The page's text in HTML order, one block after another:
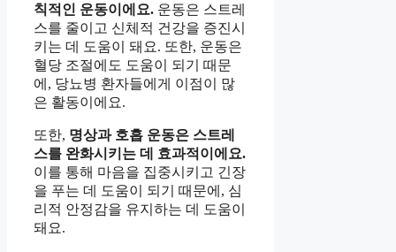
칙적인 운동이에요. 운동은 스트레
스를 줄이고 신체적 건강을 증진시
키는 데 도움이 돼요. 또한, 운동은
혈당 조절에도 도움이 되기 때문
에, 당뇨병 환자들에게 이점이 많
은 활동이에요.
또한, 명상과 호흡 운동은 스트레
스를 완화시키는 데 효과적이에요.
이를 통해 마음을 집중시키고 긴장
을 푸는 데 도움이 되기 때문에, 심
리적 안정감을 유지하는 데 도움이
돼요.